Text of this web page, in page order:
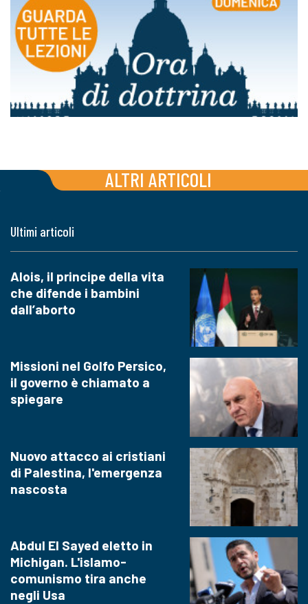
ALTRI ARTICOLI
Ultimi articoli
Alois, il principe della vita
che difende i bambini
dall’aborto
Missioni nel Golfo Persico,
il governo è chiamato a
spiegare
Nuovo attacco ai cristiani
di Palestina, l'emergenza
nascosta
Abdul El Sayed eletto in
Michigan. L'islamo-
comunismo tira anche
negli Usa